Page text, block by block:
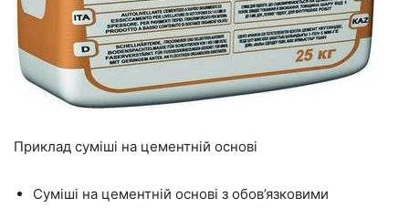
Приклад суміші на цементній основі
Суміші на цементній основі з обов’язковими